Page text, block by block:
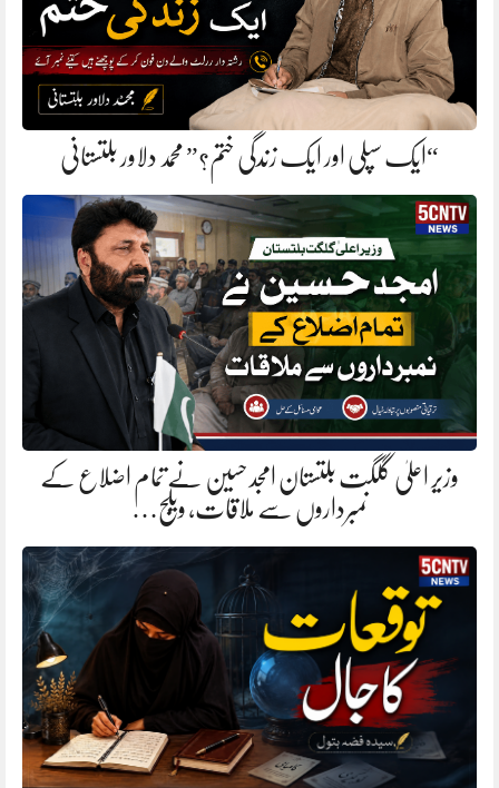
“ایک سپلی اور ایک زندگی ختم؟” محمد دلاور بلتستانی
وزیر اعلیٰ گلگت بلتستان امجد حسین نے تمام اضلاع کے
نمبرداروں سے ملاقات، ویلج…